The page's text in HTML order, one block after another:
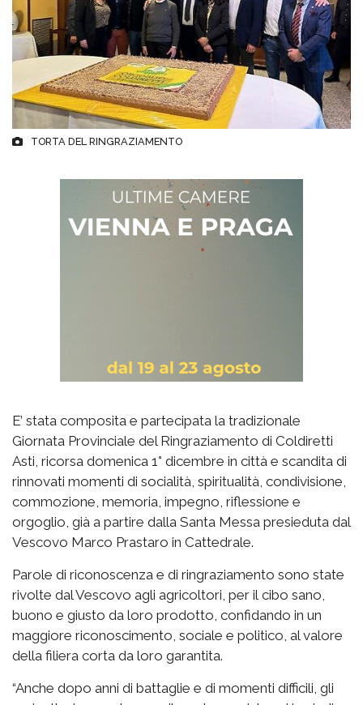
TORTA DEL RINGRAZIAMENTO
E’ stata composita e partecipata la tradizionale
Giornata Provinciale del Ringraziamento di Coldiretti
Asti, ricorsa domenica 1° dicembre in città e scandita di
rinnovati momenti di socialità, spiritualità, condivisione,
commozione, memoria, impegno, riflessione e
orgoglio, già a partire dalla Santa Messa presieduta dal
Vescovo Marco Prastaro in Cattedrale.
Parole di riconoscenza e di ringraziamento sono state
rivolte dal Vescovo agli agricoltori, per il cibo sano,
buono e giusto da loro prodotto, confidando in un
maggiore riconoscimento, sociale e politico, al valore
della filiera corta da loro garantita.
“Anche dopo anni di battaglie e di momenti difficili, gli